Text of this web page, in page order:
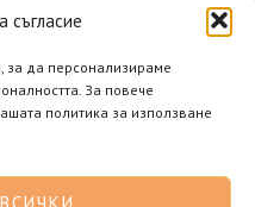
съгласие
за да персонализираме
За повече
политика за използване
9:00 - 14:00 ч.
почивен ден
права запазени